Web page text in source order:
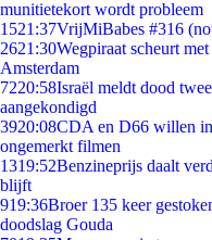
munitietekort wordt probleem
1521:37VrijMiBabes #316
2621:30Wegpiraat scheurt
Amsterdam
7220:58Israël meldt dood
aangekondigd
3920:08CDA en D66 willen
ongemerkt filmen
1319:52Benzineprijs daalt
blijft
919:36Broer 135 keer
doodslag Gouda